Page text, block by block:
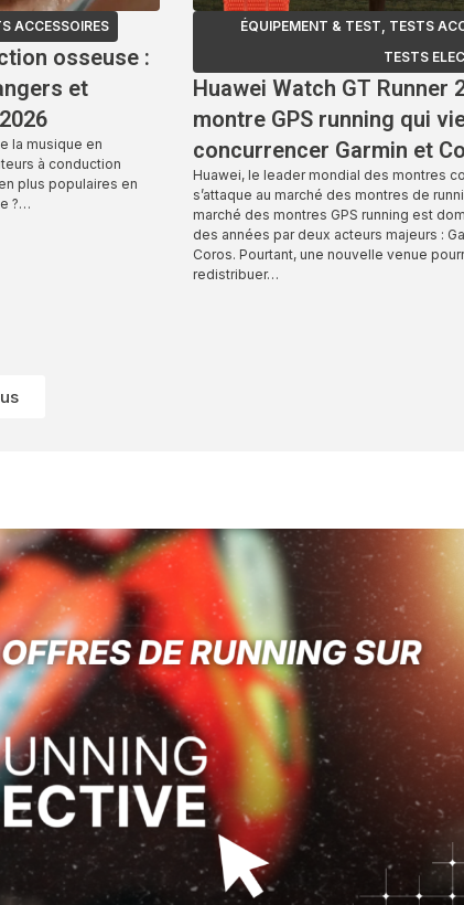
ACCESSOIRES
osseuse :
et
la musique en
à conduction
plus populaires en
?…
ÉQUIPEMENT & TEST, TESTS
TESTS
Huawei Watch GT Runner
montre GPS running qui
concurrencer Garmin et
Huawei, le leader mondial des montres
s’attaque au marché des montres de
marché des montres GPS running est
des années par deux acteurs majeurs :
Coros. Pourtant, une nouvelle venue
redistribuer…